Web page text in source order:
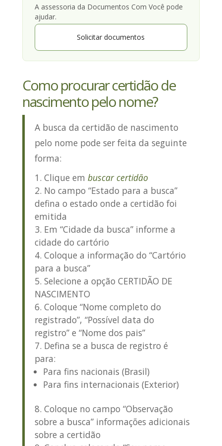
A assessoria da Documentos Com Você pode
ajudar.
Solicitar documentos
Como procurar certidão de
nascimento pelo nome?
A busca da certidão de nascimento
pelo nome pode ser feita da seguinte
forma:
Clique em buscar certidão
No campo “Estado para a busca”
defina o estado onde a certidão foi
emitida
Em “Cidade da busca” informe a
cidade do cartório
Coloque a informação do “Cartório
para a busca”
Selecione a opção CERTIDÃO DE
NASCIMENTO
Coloque “Nome completo do
registrado”, “Possível data do
registro” e “Nome dos pais”
Defina se a busca de registro é
para:
Para fins nacionais (Brasil)
Para fins internacionais (Exterior)
Coloque no campo “Observação
sobre a busca” informações adicionais
sobre a certidão